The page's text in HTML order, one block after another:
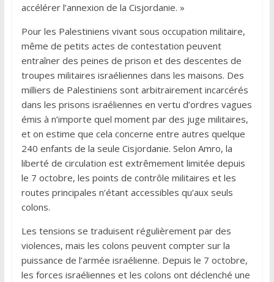
accélérer l’annexion de la Cisjordanie. »
Pour les Palestiniens vivant sous occupation militaire,
même de petits actes de contestation peuvent
entraîner des peines de prison et des descentes de
troupes militaires israéliennes dans les maisons. Des
milliers de Palestiniens sont arbitrairement incarcérés
dans les prisons israéliennes en vertu d’ordres vagues
émis à n’importe quel moment par des juge militaires,
et on estime que cela concerne entre autres quelque
240 enfants de la seule Cisjordanie. Selon Amro, la
liberté de circulation est extrêmement limitée depuis
le 7 octobre, les points de contrôle militaires et les
routes principales n’étant accessibles qu’aux seuls
colons.
Les tensions se traduisent régulièrement par des
violences, mais les colons peuvent compter sur la
puissance de l’armée israélienne. Depuis le 7 octobre,
les forces israéliennes et les colons ont déclenché une